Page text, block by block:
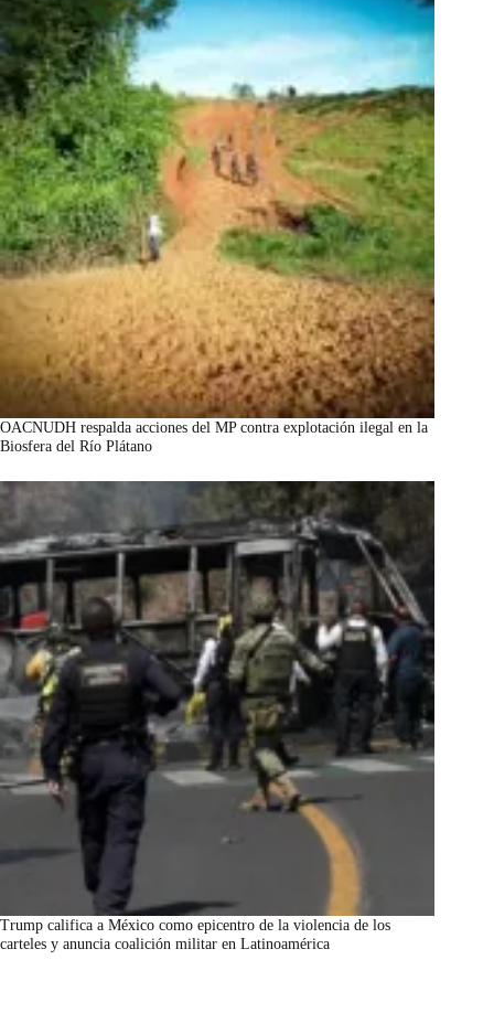
OACNUDH respalda acciones del MP contra explotación ilegal en la
Biosfera del Río Plátano
Trump califica a México como epicentro de la violencia de los
carteles y anuncia coalición militar en Latinoamérica